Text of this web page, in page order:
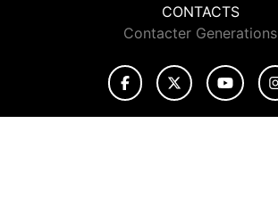
CONTACTS
Contacter Generations